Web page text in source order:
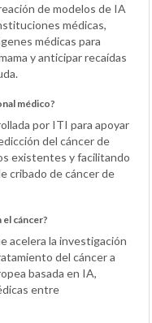
de modelos de IA
médicas,
médicas para
y anticipar recaídas
médico?
por ITI para apoyar
del cáncer de
existentes y facilitando
cribado de cáncer de
cáncer?
acelera la investigación
del cáncer a
basada en IA,
entre